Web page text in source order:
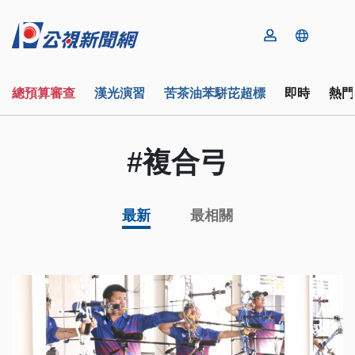
總預算審查 漢光演習 苦茶油苯駢芘超標 即時 熱
#複合弓
最新 最相關